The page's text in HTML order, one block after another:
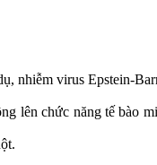
nhiễm virus Epstein-
lên chức năng tế bào